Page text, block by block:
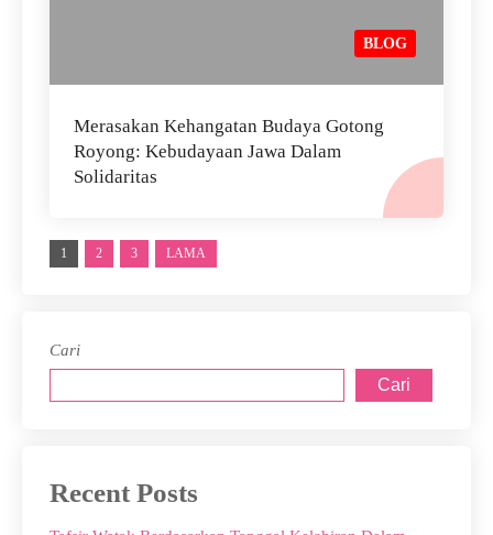
BLOG
Merasakan Kehangatan Budaya Gotong
Royong: Kebudayaan Jawa Dalam
Solidaritas
1 2 3 LAMA
Cari
Cari
Recent Posts